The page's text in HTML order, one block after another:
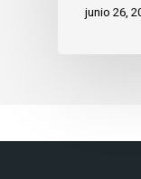
junio 26,